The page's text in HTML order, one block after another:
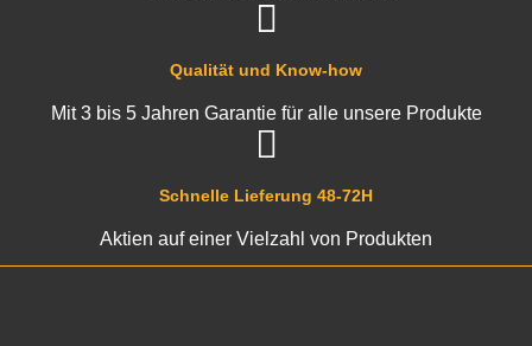
Schnelle Lieferung 48-72H
Aktien auf einer Vielzahl von Produkten
Qualität und Know-how
Mit 3 bis 5 Jahren Garantie für alle unsere Produkte